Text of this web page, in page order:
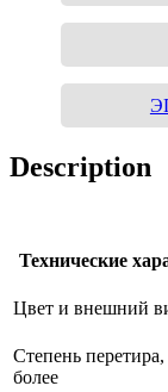
Description
Технические
Цвет и внешний
Степень
более